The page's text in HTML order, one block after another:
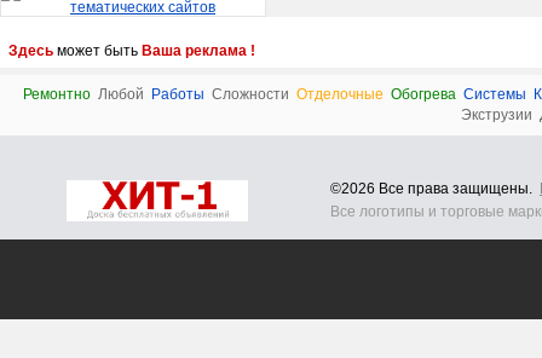
Здесь может быть Ваша реклама !
Ремонтно Любой Работы Сложности Отделочные Обогрева Системы
Экструзии
©2026 Все права защищены.
Все логотипы и торговые